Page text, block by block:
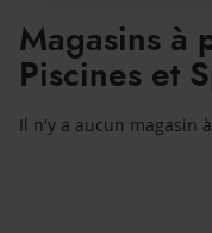
Magasins à
Piscines et
Il n'y a aucun magasin